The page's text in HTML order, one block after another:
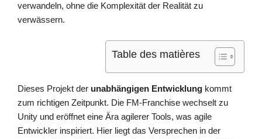
verwandeln, ohne die Komplexität der Realität zu
verwässern.
Table des matières
Dieses Projekt der unabhängigen Entwicklung kommt
zum richtigen Zeitpunkt. Die FM-Franchise wechselt zu
Unity und eröffnet eine Ära agilerer Tools, was agile
Entwickler inspiriert. Hier liegt das Versprechen in der